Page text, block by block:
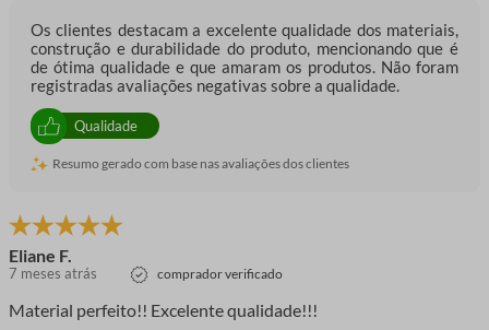
Os clientes destacam a excelente qualidade dos materiais,
construção e durabilidade do produto, mencionando que é
de ótima qualidade e que amaram os produtos. Não foram
registradas avaliações negativas sobre a qualidade.
Qualidade
Resumo gerado com base nas avaliações dos clientes
Eliane F.
7 meses atrás comprador verificado
Material perfeito!! Excelente qualidade!!!